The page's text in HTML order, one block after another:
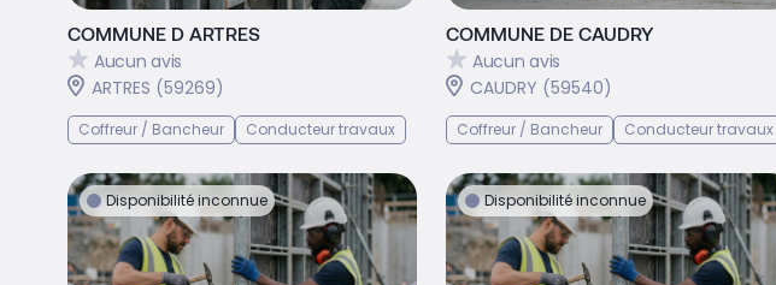
COMMUNE D ARTRES
Aucun avis
ARTRES (59269)
Coffreur / Bancheur Conducteur travaux
COMMUNE DE CAUDRY
Aucun avis
CAUDRY (59540)
Coffreur / Bancheur Conducteur travaux
Disponibilité inconnue Disponibilité inconnue